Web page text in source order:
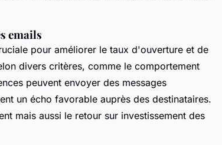
emails
pour améliorer le taux d'ouverture et de
divers critères, comme le comportement
peuvent envoyer des messages
un écho favorable auprès des destinataires.
mais aussi le retour sur investissement des